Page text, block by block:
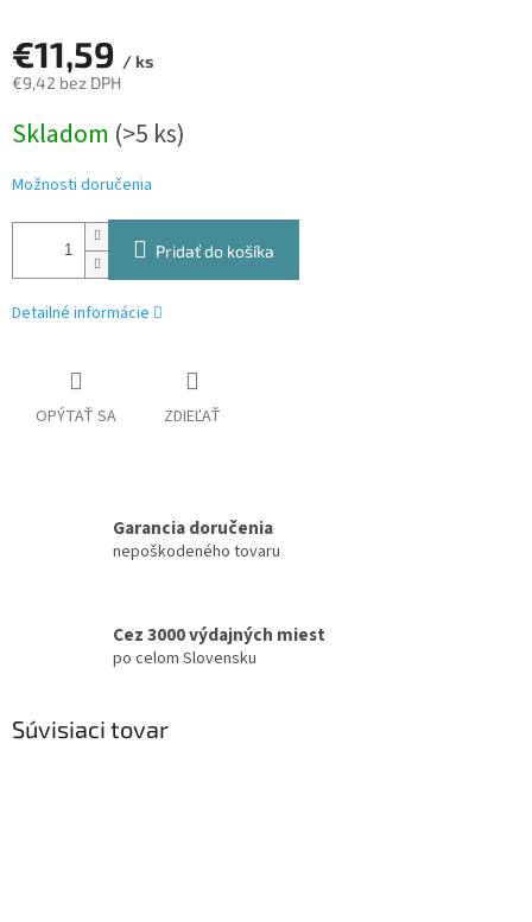
€11,59 / ks
€9,42 bez DPH
cena:
Skladom (>5 ks)
Možnosti doručenia
Pridať do košíka
Detailné informácie
OPÝTAŤ SA ZDIEĽAŤ
Garancia doručenia
nepoškodeného tovaru
Cez 3000 výdajných miest
po celom Slovensku
Súvisiaci tovar